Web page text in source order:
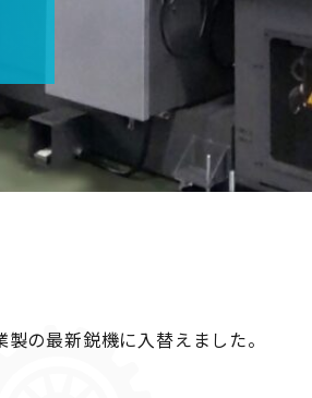
の最新鋭機に入替えました。